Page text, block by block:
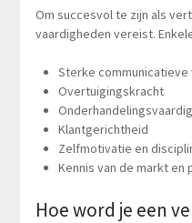
Om succesvol te zijn als
vaardigheden vereist.
Sterke communicatieve
Overtuigingskracht
Klantgerichtheid
Zelfmotivatie en
Kennis van de markt
Hoe word je een